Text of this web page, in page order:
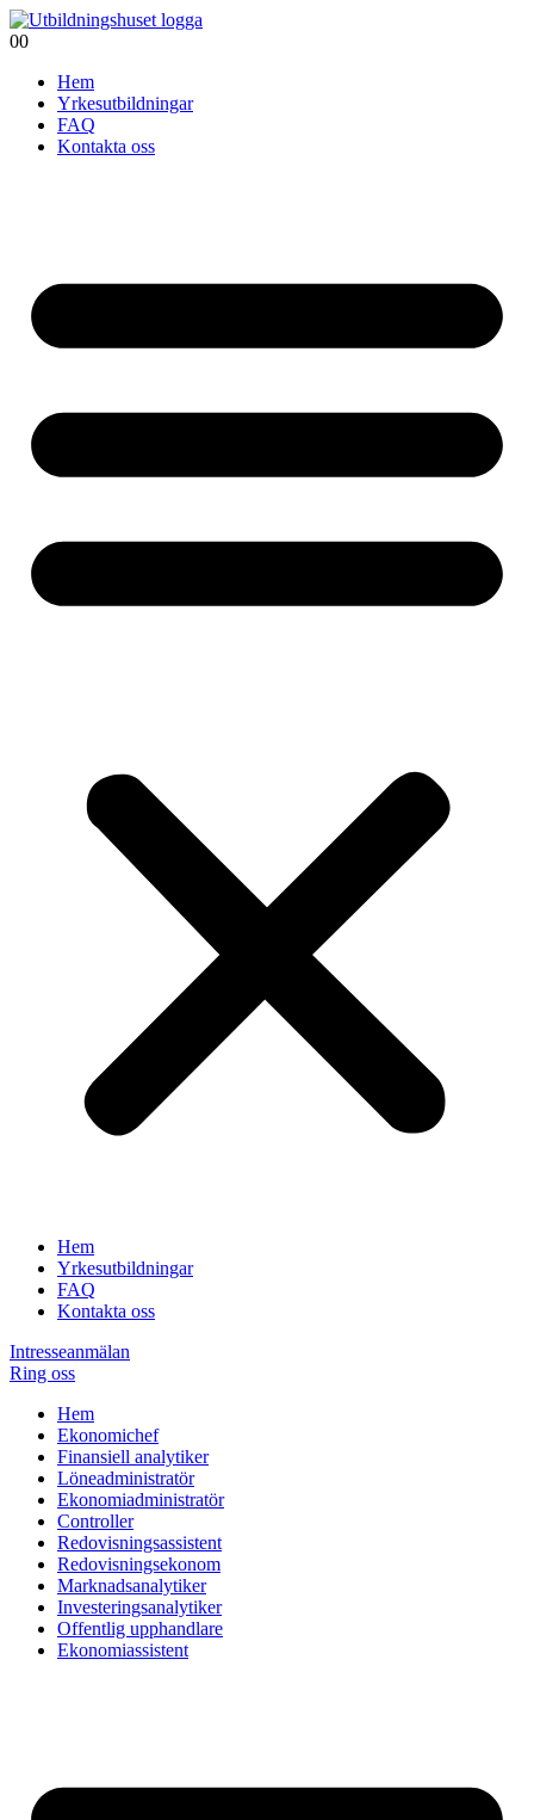
00
Hem
Yrkesutbildningar
FAQ
Kontakta oss
Hem
Yrkesutbildningar
FAQ
Kontakta oss
Intresseanmälan
Ring oss
Hem
Ekonomichef
Finansiell analytiker
Löneadministratör
Ekonomiadministratör
Controller
Redovisningsassistent
Redovisningsekonom
Marknadsanalytiker
Investeringsanalytiker
Offentlig upphandlare
Ekonomiassistent